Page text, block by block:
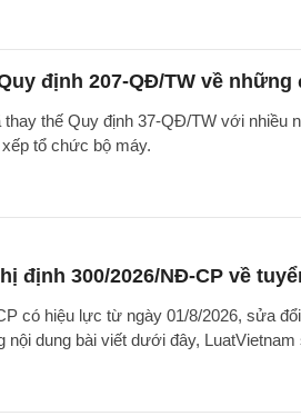
định 207-QĐ/TW về
thế Quy định 37-QĐ/TW với
tổ chức bộ máy.
định 300/2026/NĐ-CP về
có hiệu lực từ ngày 01/8/2026, sửa
nội dung bài viết dưới đây, LuatVietnam